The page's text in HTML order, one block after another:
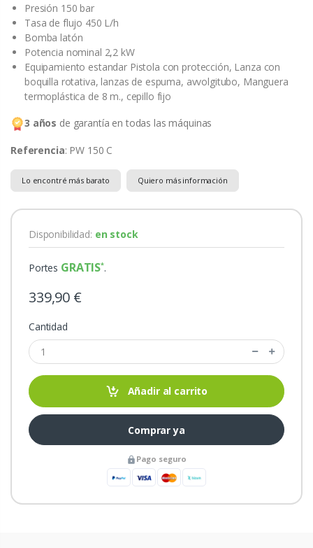
Presión 150 bar
Tasa de flujo 450 L/h
Bomba latón
Potencia nominal 2,2 kW
Equipamiento estandar Pistola con protección, Lanza con
boquilla rotativa, lanzas de espuma, avvolgitubo, Manguera
termoplástica de 8 m., cepillo fijo
3 años de garantía en todas las máquinas
Referencia: PW 150 C
Lo encontré más barato Quiero más información
Disponibilidad: en stock
Portes GRATIS .
339,90 €
Cantidad
Añadir al carrito
Comprar ya
Pago seguro